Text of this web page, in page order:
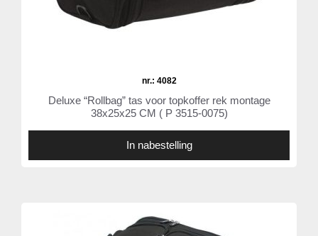
nr.: 4082
Deluxe “Rollbag” tas voor topkoffer rek montage
38x25x25 CM ( P 3515-0075)
In nabestelling